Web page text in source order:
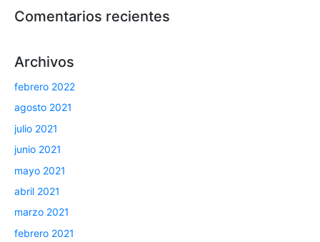
Comentarios recientes
Archivos
febrero 2022
agosto 2021
julio 2021
junio 2021
mayo 2021
abril 2021
marzo 2021
febrero 2021